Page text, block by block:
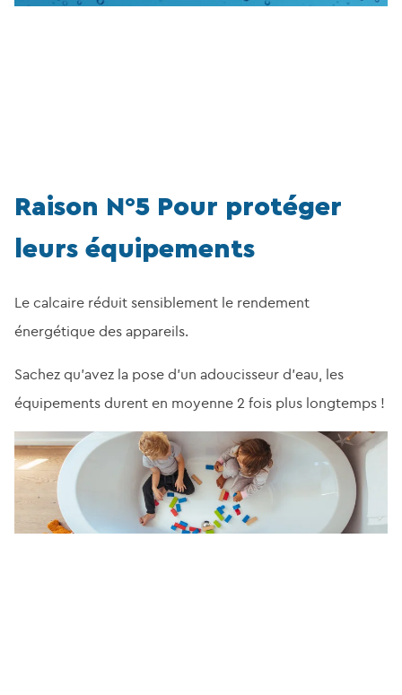
Raison N°5 Pour protéger
leurs équipements
Le calcaire réduit sensiblement le rendement
énergétique des appareils.
Sachez qu’avez la pose d’un adoucisseur d’eau, les
équipements durent en moyenne 2 fois plus longtemps !